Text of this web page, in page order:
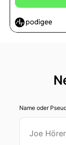
Name oder